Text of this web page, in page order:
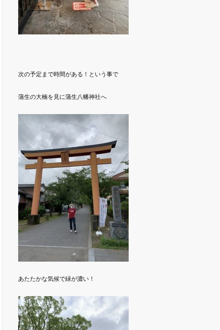
次の予定まで時間がある！という事で
蒲生の大楠を見に蒲生八幡神社へ
あたたかな気候で緑が濃い！